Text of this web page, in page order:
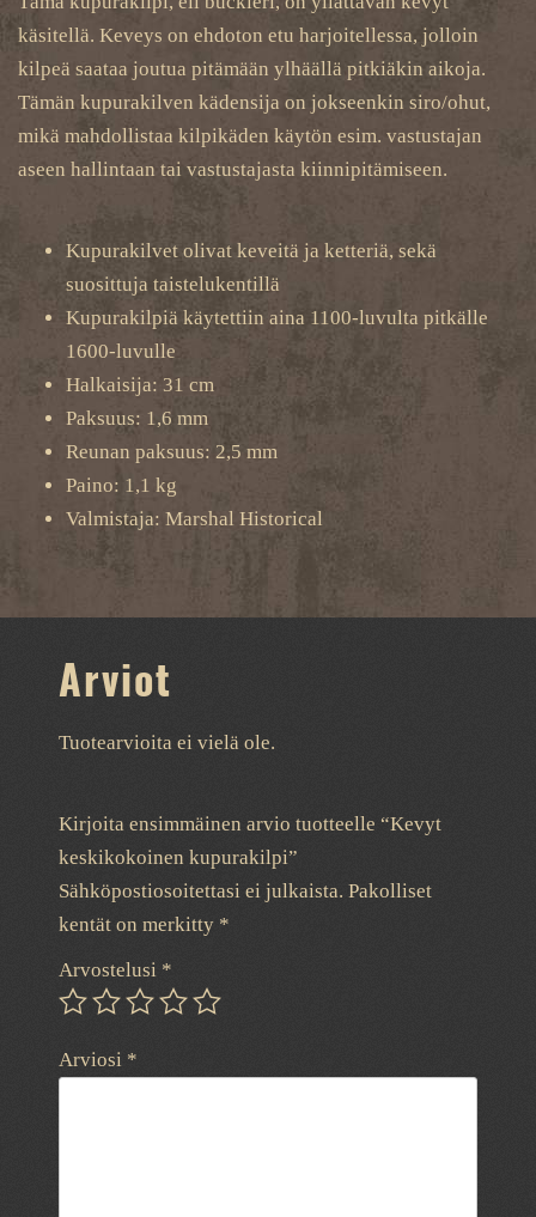
käsitellä. Keveys on ehdoton etu harjoitellessa, jolloin
kilpeä saataa joutua pitämään ylhäällä pitkiäkin aikoja.
Tämän kupurakilven kädensija on jokseenkin siro/ohut,
mikä mahdollistaa kilpikäden käytön esim. vastustajan
aseen hallintaan tai vastustajasta kiinnipitämiseen.
Kupurakilvet olivat keveitä ja ketteriä, sekä
suosittuja taistelukentillä
Kupurakilpiä käytettiin aina 1100-luvulta pitkälle
1600-luvulle
Halkaisija: 31 cm
Paksuus: 1,6 mm
Reunan paksuus: 2,5 mm
Paino: 1,1 kg
Valmistaja: Marshal Historical
Arviot
Tuotearvioita ei vielä ole.
Kirjoita ensimmäinen arvio tuotteelle “Kevyt
keskikokoinen kupurakilpi”
Sähköpostiosoitettasi ei julkaista. Pakolliset
kentät on merkitty *
Arvostelusi *
Arviosi *